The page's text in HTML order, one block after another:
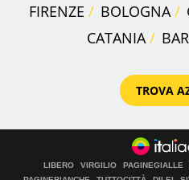
FIRENZE
BOLOGNA
CATANIA
TROVA
LIBERO VIRGILIO PAGINEGIALLE